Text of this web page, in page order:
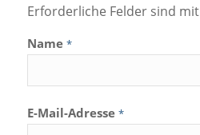
Erforderliche Felder sind mit
Name *
E-Mail-Adresse *